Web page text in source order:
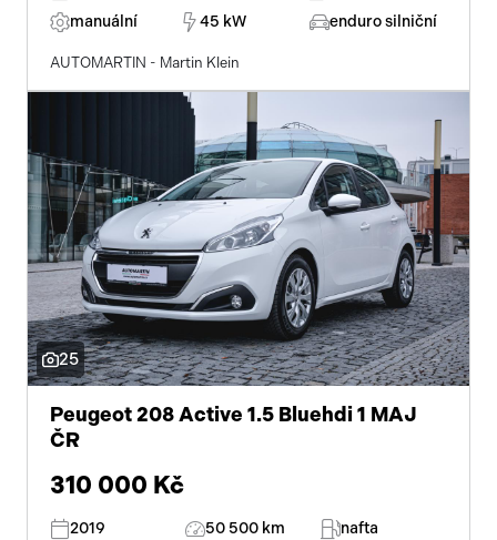
manuální 45 kW enduro silniční
AUTOMARTIN - Martin Klein
25
Peugeot 208 Active 1.5 Bluehdi 1 MAJ
ČR
310 000 Kč
2019 50 500 km
nafta